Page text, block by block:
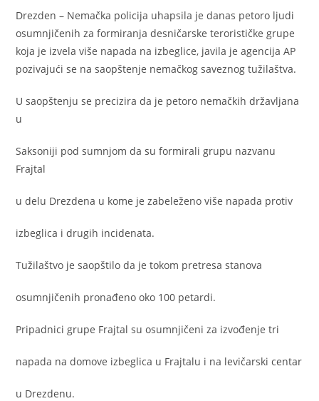
Drezden – Nemačka policija uhapsila je danas petoro ljudi
osumnjičenih za formiranja desničarske terorističke grupe
koja je izvela više napada na izbeglice, javila je agencija AP
pozivajući se na saopštenje nemačkog saveznog tužilaštva.
U saopštenju se precizira da je petoro nemačkih državljana
u
Saksoniji pod sumnjom da su formirali grupu nazvanu
Frajtal
u delu Drezdena u kome je zabeleženo više napada protiv
izbeglica i drugih incidenata.
Tužilaštvo je saopštilo da je tokom pretresa stanova
osumnjičenih pronađeno oko 100 petardi.
Pripadnici grupe Frajtal su osumnjičeni za izvođenje tri
napada na domove izbeglica u Frajtalu i na levičarski centar
u Drezdenu.